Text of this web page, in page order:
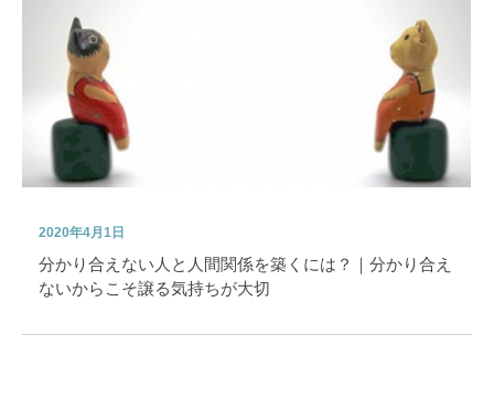
2020年4月1日
分かり合えない人と人間関係を築くには？｜分かり合え
ないからこそ譲る気持ちが大切